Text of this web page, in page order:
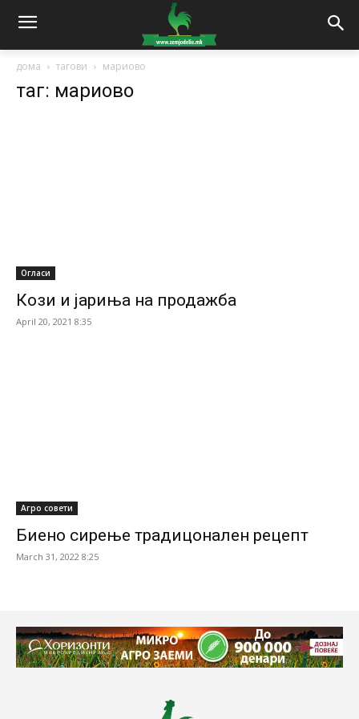
дома тагови мариово
таг: мариово
Огласи
Кози и јариња на продажба
April 20, 2021 8:35
Агро совети
Биено сирење традицонален рецепт
March 31, 2022 8:25